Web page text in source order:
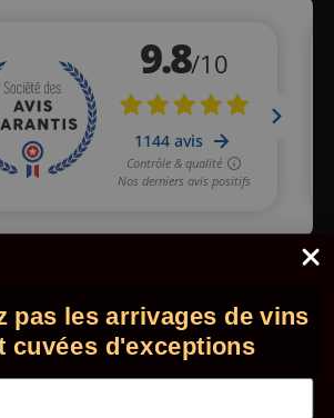
Millésimes. Tous droits réservés.•
dangereux pour la santé. Consommez
pas les arrivages de vins
cuvées d'exceptions